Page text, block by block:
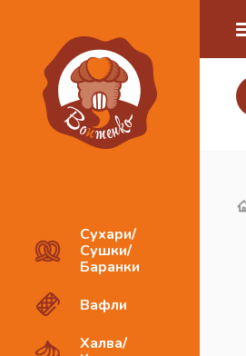
Сухари/
Сушки/
Баранки
Вафли
Халва/